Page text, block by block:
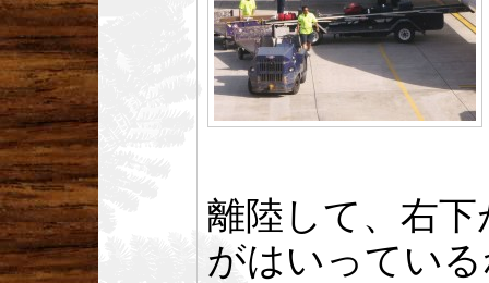
離陸して、右
がはいってい